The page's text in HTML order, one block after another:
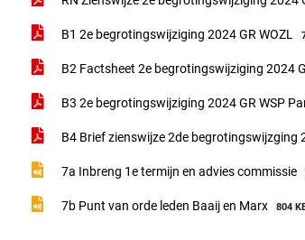
B1 2e begrotingswijziging 2024 GR WOZL
B2 Factsheet 2e begrotingswijziging 2024
B3 2e begrotingswijziging 2024 GR WSP
B4 Brief zienswijze 2de begrotingswijzging
7a Inbreng 1e termijn en advies commissie
7b Punt van orde leden Baaij en Marx 804